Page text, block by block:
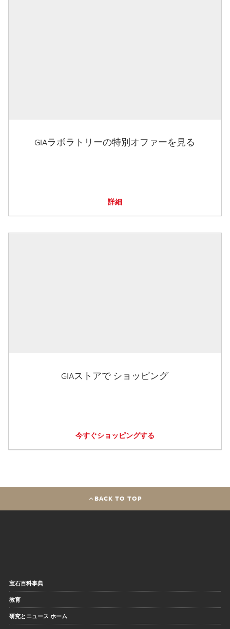
GIAラボラトリーの特別オファーを見る
詳細
GIAストアで ショッピング
今すぐショッピングする
BACK TO TOP
宝石百科事典
教育
研究とニュース ホーム